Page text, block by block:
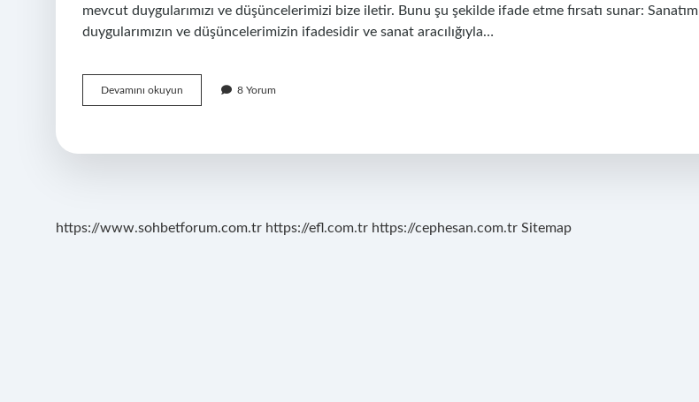
mevcut duygularımızı ve düşüncelerimizi bize iletir. Bunu şu şekilde ifade etme fırsatı sunar:
duygularımızın ve düşüncelerimizin ifadesidir ve sanat aracılığıyla…
Devamını okuyun
Etkinlikleri
Yarar
8 Yorum
https://www.sohbetforum.com.tr https://efl.com.tr https://cephesan.com.tr Sitemap